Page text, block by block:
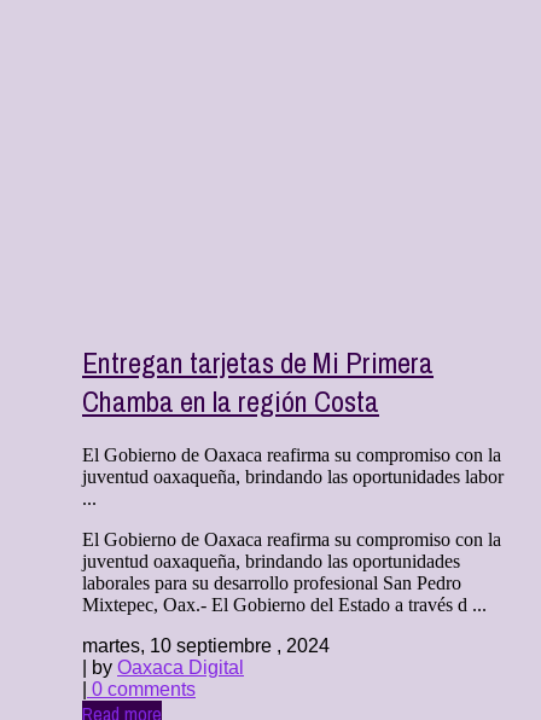
Entregan tarjetas de Mi Primera
Chamba en la región Costa
El Gobierno de Oaxaca reafirma su compromiso con la
juventud oaxaqueña, brindando las oportunidades labor
...
El Gobierno de Oaxaca reafirma su compromiso con la
juventud oaxaqueña, brindando las oportunidades
laborales para su desarrollo profesional San Pedro
Mixtepec, Oax.- El Gobierno del Estado a través d ...
martes, 10 septiembre , 2024
| by Oaxaca Digital
0 comments
Read more